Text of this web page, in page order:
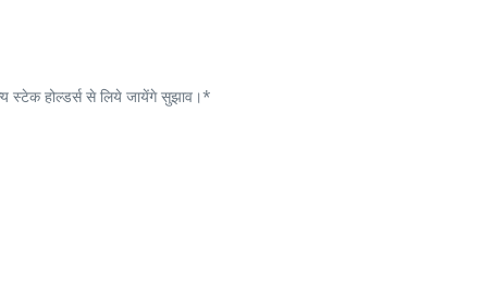
स्टेक होल्डर्स से लिये जायेंगे सुझाव।*